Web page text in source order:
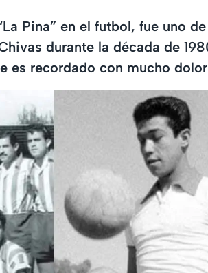
Pina” en el futbol, fue uno
durante la década de
es recordado con mucho